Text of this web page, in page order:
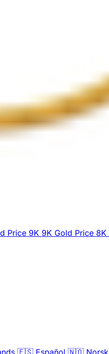
Price 9K 9K Gold Price 8K
🇪🇸 Español 🇳🇴 Norsk